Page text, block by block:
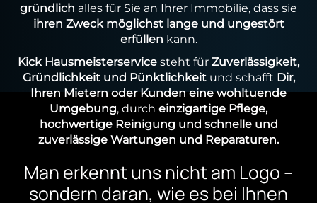
gründlich alles für Sie an Ihrer Immobilie, dass sie
ihren Zweck möglichst lange und ungestört
erfüllen kann.
Kick Hausmeisterservice steht für Zuverlässigkeit,
Gründlichkeit und Pünktlichkeit und schafft Dir,
Ihren Mietern oder Kunden eine wohltuende
Umgebung, durch einzigartige Pflege,
hochwertige Reinigung und schnelle und
zuverlässige Wartungen und Reparaturen.
Man erkennt uns nicht am Logo –
sondern daran, wie es bei Ihnen